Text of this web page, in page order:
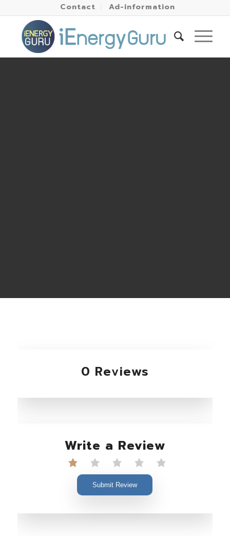
Contact Ad-information
0 Reviews
Write a Review
Submit Review